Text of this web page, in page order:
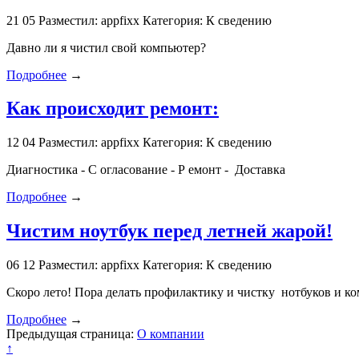
21 05 Разместил: appfixx Категория: К сведению
Давно ли я чистил свой компьютер?
Подробнее →
Как происходит ремонт:
12 04 Разместил: appfixx Категория: К сведению
Диагностика - С огласование - Р емонт - Доставка
Подробнее →
Чистим ноутбук перед летней жарой!
06 12 Разместил: appfixx Категория: К сведению
Скоро лето! Пора делать профилактику и чистку нотбуков и
Подробнее →
Предыдущая страница: О компании
↑